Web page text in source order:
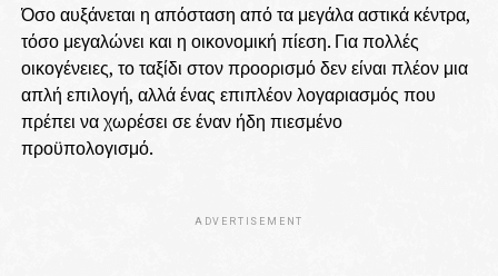
Όσο αυξάνεται η απόσταση από τα μεγάλα αστικά κέντρα,
τόσο μεγαλώνει και η οικονομική πίεση. Για πολλές
οικογένειες, το ταξίδι στον προορισμό δεν είναι πλέον μια
απλή επιλογή, αλλά ένας επιπλέον λογαριασμός που
πρέπει να χωρέσει σε έναν ήδη πιεσμένο
προϋπολογισμό.
ADVERTISEMENT